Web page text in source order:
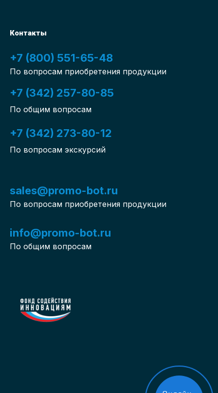
Контакты
+7 (800) 551-65-48
По вопросам приобретения продукции
+7 (342) 257-80-85
По общим вопросам
+7 (342) 273-80-12
По вопросам экскурсий
sales@promo-bot.ru
По вопросам приобретения продукции
info@promo-bot.ru
По общим вопросам